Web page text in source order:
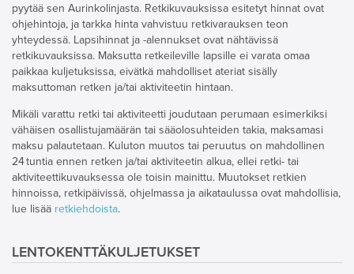
pyytää sen Aurinkolinjasta. Retkikuvauksissa esitetyt hinnat ovat
ohjehintoja, ja tarkka hinta vahvistuu retkivarauksen teon
yhteydessä. Lapsihinnat ja -alennukset ovat nähtävissä
retkikuvauksissa. Maksutta retkeileville lapsille ei varata omaa
paikkaa kuljetuksissa, eivätkä mahdolliset ateriat sisälly
maksuttoman retken ja/tai aktiviteetin hintaan.
Mikäli varattu retki tai aktiviteetti joudutaan perumaan esimerkiksi
vähäisen osallistujamäärän tai sääolosuhteiden takia, maksamasi
maksu palautetaan. Kuluton muutos tai peruutus on mahdollinen
24 tuntia ennen retken ja/tai aktiviteetin alkua, ellei retki- tai
aktiviteettikuvauksessa ole toisin mainittu. Muutokset retkien
hinnoissa, retkipäivissä, ohjelmassa ja aikataulussa ovat mahdollisia,
lue lisää retkiehdoista.
LENTOKENTTÄKULJETUKSET